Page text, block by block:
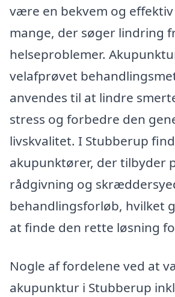
være en bekvem og
mange, der søger lindring
helseproblemer.
velafprøvet
anvendes til at lindre
stress og forbedre den
livskvalitet. I Stubberup
akupunktører, der tilbyder
rådgivning og
behandlingsforløb, hvilket
at finde den rette løsning
Nogle af fordelene ved at
akupunktur i Stubberup